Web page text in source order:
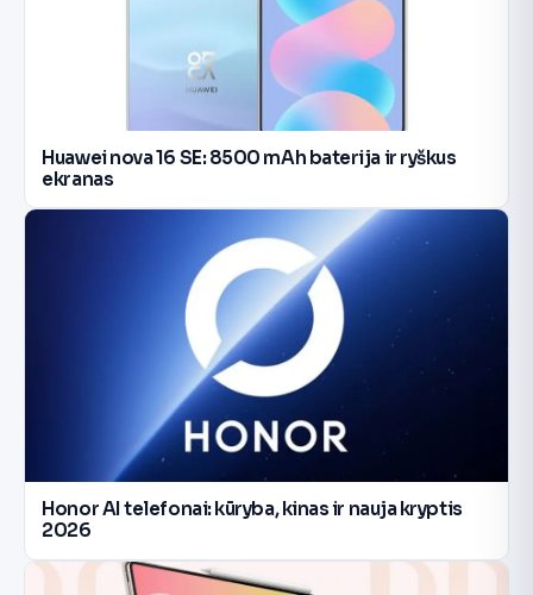
Huawei nova 16 SE: 8500 mAh baterija ir ryškus
ekranas
Honor AI telefonai: kūryba, kinas ir nauja kryptis
2026